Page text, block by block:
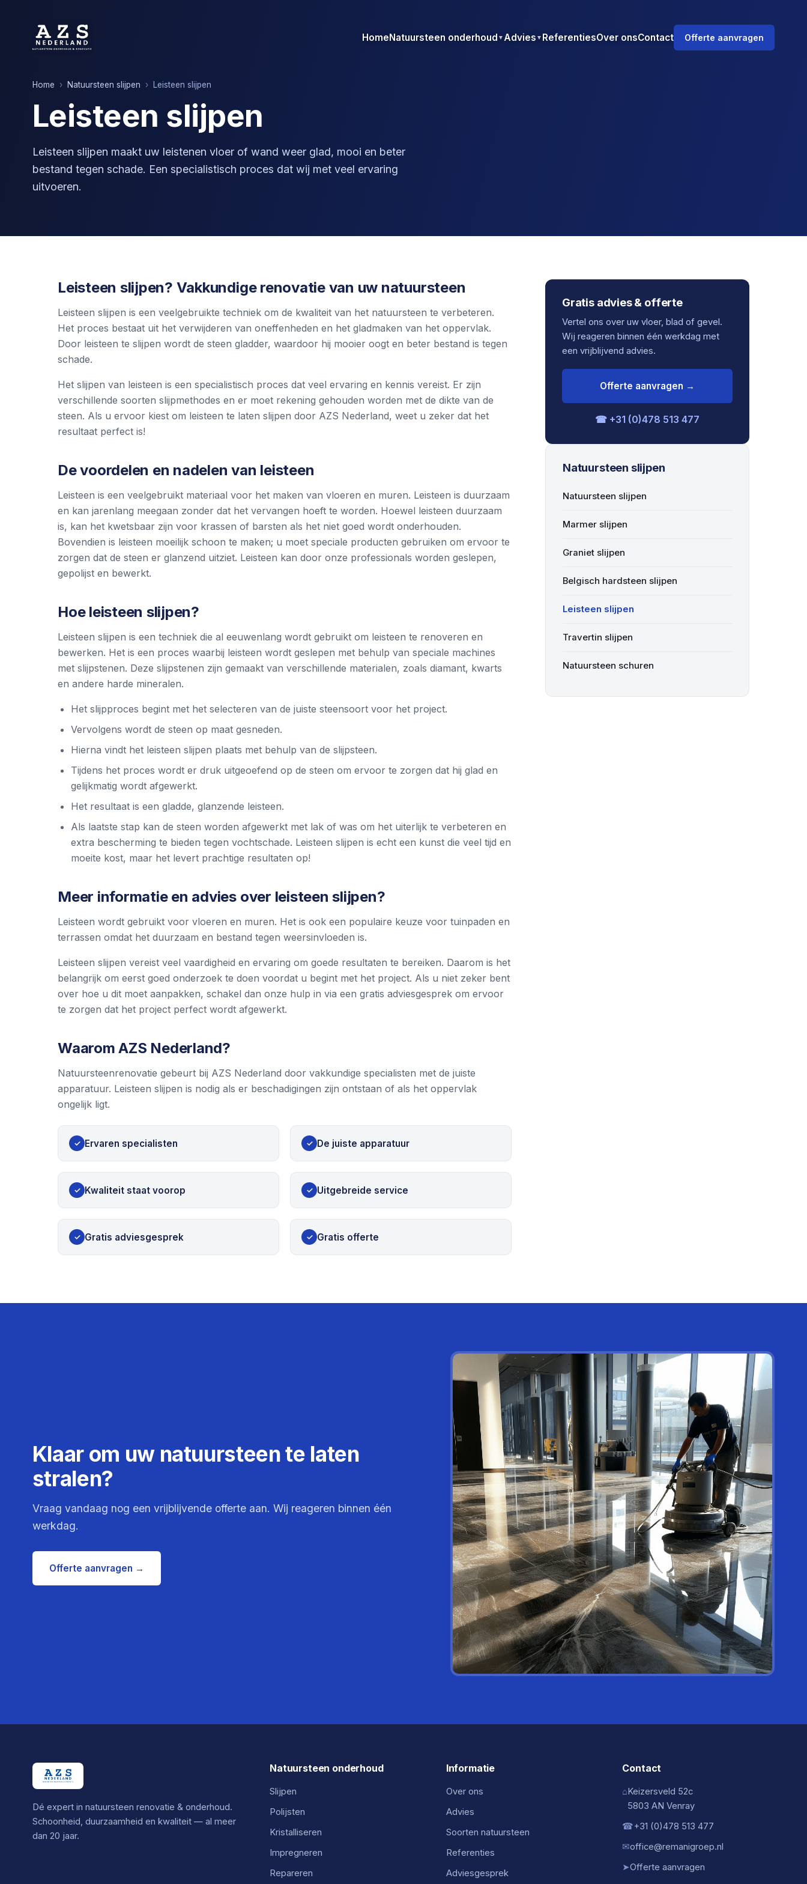
HomeNatuursteen onderhoud ▼ Advies ▼ ReferentiesOver onsContact Offerte aanvragen
Home › Natuursteen slijpen › Leisteen slijpen
Leisteen slijpen
Leisteen slijpen maakt uw leistenen vloer of wand weer glad, mooi en beter
bestand tegen schade. Een specialistisch proces dat wij met veel ervaring
uitvoeren.
Leisteen slijpen? Vakkundige renovatie van uw natuursteen
Leisteen slijpen is een veelgebruikte techniek om de kwaliteit van het natuursteen te verbeteren.
Het proces bestaat uit het verwijderen van oneffenheden en het gladmaken van het oppervlak.
Door leisteen te slijpen wordt de steen gladder, waardoor hij mooier oogt en beter bestand is tegen
schade.
Het slijpen van leisteen is een specialistisch proces dat veel ervaring en kennis vereist. Er zijn
verschillende soorten slijpmethodes en er moet rekening gehouden worden met de dikte van de
steen. Als u ervoor kiest om leisteen te laten slijpen door AZS Nederland, weet u zeker dat het
resultaat perfect is!
De voordelen en nadelen van leisteen
Leisteen is een veelgebruikt materiaal voor het maken van vloeren en muren. Leisteen is duurzaam
en kan jarenlang meegaan zonder dat het vervangen hoeft te worden. Hoewel leisteen duurzaam
is, kan het kwetsbaar zijn voor krassen of barsten als het niet goed wordt onderhouden.
Bovendien is leisteen moeilijk schoon te maken; u moet speciale producten gebruiken om ervoor te
zorgen dat de steen er glanzend uitziet. Leisteen kan door onze professionals worden geslepen,
gepolijst en bewerkt.
Hoe leisteen slijpen?
Leisteen slijpen is een techniek die al eeuwenlang wordt gebruikt om leisteen te renoveren en
bewerken. Het is een proces waarbij leisteen wordt geslepen met behulp van speciale machines
met slijpstenen. Deze slijpstenen zijn gemaakt van verschillende materialen, zoals diamant, kwarts
en andere harde mineralen.
Het slijpproces begint met het selecteren van de juiste steensoort voor het project.
Vervolgens wordt de steen op maat gesneden.
Hierna vindt het leisteen slijpen plaats met behulp van de slijpsteen.
Tijdens het proces wordt er druk uitgeoefend op de steen om ervoor te zorgen dat hij glad en
gelijkmatig wordt afgewerkt.
Het resultaat is een gladde, glanzende leisteen.
Als laatste stap kan de steen worden afgewerkt met lak of was om het uiterlijk te verbeteren en
extra bescherming te bieden tegen vochtschade. Leisteen slijpen is echt een kunst die veel tijd en
moeite kost, maar het levert prachtige resultaten op!
Meer informatie en advies over leisteen slijpen?
Leisteen wordt gebruikt voor vloeren en muren. Het is ook een populaire keuze voor tuinpaden en
terrassen omdat het duurzaam en bestand tegen weersinvloeden is.
Leisteen slijpen vereist veel vaardigheid en ervaring om goede resultaten te bereiken. Daarom is het
belangrijk om eerst goed onderzoek te doen voordat u begint met het project. Als u niet zeker bent
over hoe u dit moet aanpakken, schakel dan onze hulp in via een gratis adviesgesprek om ervoor
te zorgen dat het project perfect wordt afgewerkt.
Waarom AZS Nederland?
Natuursteenrenovatie gebeurt bij AZS Nederland door vakkundige specialisten met de juiste
apparatuur. Leisteen slijpen is nodig als er beschadigingen zijn ontstaan of als het oppervlak
ongelijk ligt.
✓ Ervaren specialisten ✓ De juiste apparatuur
✓ Kwaliteit staat voorop ✓ Uitgebreide service
✓ Gratis adviesgesprek ✓ Gratis offerte
Gratis advies & offerte
Vertel ons over uw vloer, blad of gevel.
Wij reageren binnen één werkdag met
een vrijblijvend advies.
Offerte aanvragen →
☎ +31 (0)478 513 477
Natuursteen slijpen
Natuursteen slijpen
Marmer slijpen
Graniet slijpen
Belgisch hardsteen slijpen
Leisteen slijpen
Travertin slijpen
Natuursteen schuren
Klaar om uw natuursteen te laten
stralen?
Vraag vandaag nog een vrijblijvende offerte aan. Wij reageren binnen één
werkdag.
Offerte aanvragen →
Dé expert in natuursteen renovatie & onderhoud.
Schoonheid, duurzaamheid en kwaliteit — al meer
dan 20 jaar.
Natuursteen onderhoud
Slijpen
Polijsten
Kristalliseren
Impregneren
Repareren
Informatie
Over ons
Advies
Soorten natuursteen
Referenties
Adviesgesprek
Contact
⌂Keizersveld 52c
5803 AN Venray
☎+31 (0)478 513 477
✉office@remanigroep.nl
➤Offerte aanvragen